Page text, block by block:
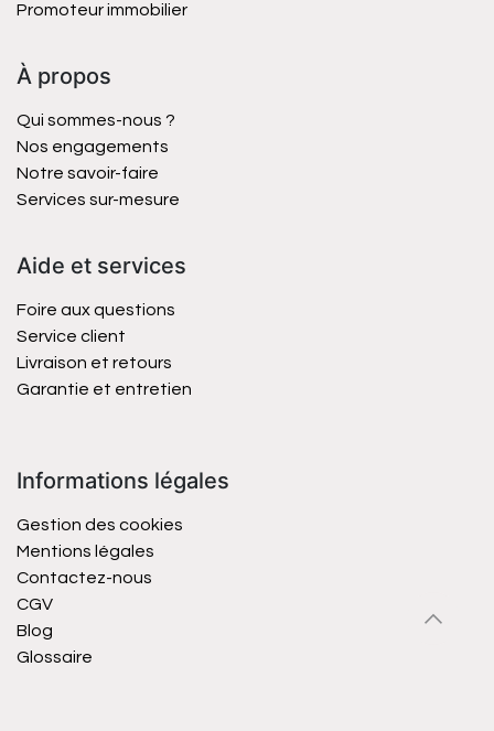
Promoteur immobilier
À propos
Qui sommes-nous ?
Nos engagements
Notre savoir-faire
Services sur-mesure
Aide et services
Foire aux questions
Service client
Livraison et retours
Garantie et entretien
Informations légales
Gestion des cookies
Mentions légales
Contactez-nous
CGV
Blog
Glossaire